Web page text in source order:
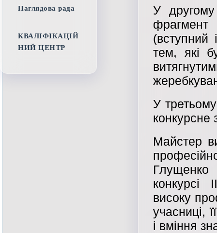
У другому
(вступний
тем, які
У
конкурсне
Майстер
конкурсі
високу
учасниці,
і вміння
Наглядова рада
КВАЛІФІКАЦІЙ
НИЙ ЦЕНТР